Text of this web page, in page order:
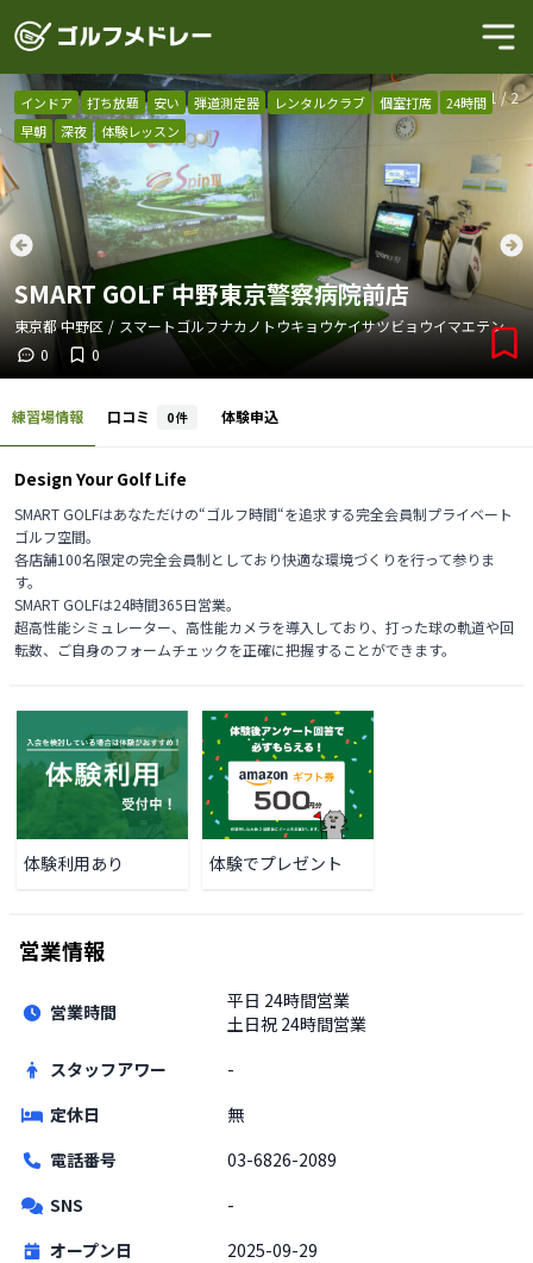
1 /2
インドア 打ち放題 安い 弾道測定器 レンタルクラブ 個室打席
24時間
早朝
深夜 体験レッスン
SMART GOLF 中野東京警察病院前店
東京都中野区 / スマートゴルフナカノトウキョウケイサツビョウイマエテン
0
0
練習場情報 口コミ 0件 体験申込
Design Your Golf Life
SMART GOLFはあなただけの“ゴルフ時間“を追求する完全会員制プライベート
ゴルフ空間。
各店舗100名限定の完全会員制としており快適な環境づくりを行って参りま
す。
SMART GOLFは24時間365日営業。
超高性能シミュレーター、高性能カメラを導入しており、打った球の軌道や回
転数、ご自身のフォームチェックを正確に把握することができます。
体験利用あり 体験でプレゼント
営業情報
営業時間 平日 24時間営業
土日祝 24時間営業
スタッフアワー
-
定休日
無
電話番号
03-6826-2089
SNS
-
オープン日
2025-09-29